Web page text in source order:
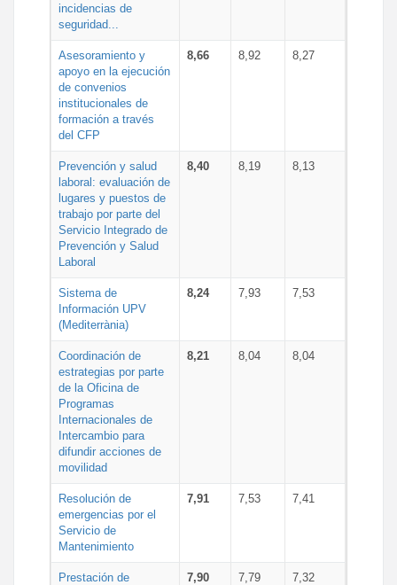
incidencias de
seguridad...
Asesoramiento y
apoyo en la ejecución
de convenios
institucionales de
formación a través
del CFP
8,66 8,92 8,27
Prevención y salud
laboral: evaluación de
lugares y puestos de
trabajo por parte del
Servicio Integrado de
Prevención y Salud
Laboral
8,40 8,19 8,13
Sistema de
Información UPV
(Mediterrània)
8,24 7,93 7,53
Coordinación de
estrategias por parte
de la Oficina de
Programas
Internacionales de
Intercambio para
difundir acciones de
movilidad
8,21 8,04 8,04
Resolución de
emergencias por el
Servicio de
Mantenimiento
7,91 7,53 7,41
Prestación de
7,90 7,79 7,32